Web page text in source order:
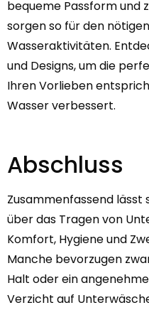
bequeme Passform und
sorgen so für den
Wasseraktivitäten.
und Designs, um die
Ihren Vorlieben
Wasser verbessert.
Abschluss
Zusammenfassend lässt
über das Tragen von
Komfort, Hygiene und
Manche bevorzugen
Halt oder ein
Verzicht auf